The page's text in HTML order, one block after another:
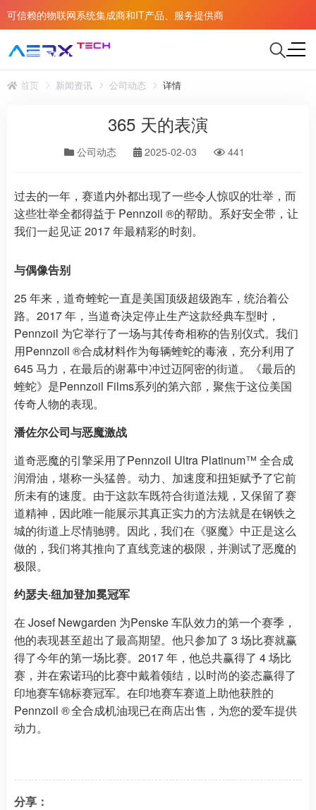
可信赖的物联网系统集成商和IT产品、服务提供商
公司新闻
公司细问
首页 新闻资讯 公司动态 详情
365 天的表演
公司动态 2025-02-03 441
过去的一年，赛道内外都出现了一些令人惊叹的壮举，而
这些壮举全都得益于 Pennzoil ®的帮助。系好安全带，让
我们一起见证 2017 年最精彩的时刻。
与偶像告别
25 年来，道奇蝰蛇一直是美国顶级超级跑车，统治着公
路。2017 年，当道奇决定停止生产这款经典车型时，
Pennzoil 为它举行了一场与其传奇相称的告别仪式。我们
用Pennzoil ®合成材料作为每辆蝰蛇的毒液，充分利用了
645 马力，在最后的谢幕中冲过迈阿密的街道。《最后的
蝰蛇》是Pennzoil Films系列的第六部，聚焦于这位美国
传奇人物的表现。
潘佐尔公司与恶魔激战
道奇恶魔的引擎采用了Pennzoil Ultra Platinum™ 全合成
润滑油，堪称一头猛兽。动力、加速度和扭矩赋予了它前
所未有的速度。由于这款车既符合街道法规，又保留了赛
道精神，因此唯一能展示其真正实力的方法就是在钢铁之
城的街道上尽情驰骋。因此，我们在《驱魔》中正是这么
做的，我们将其推向了直线竞速的极限，并测试了恶魔的
极限。
约瑟夫·纽加登加冕冠军
在 Josef Newgarden 为Penske 车队效力的第一个赛季，
他的表现甚至超出了最高期望。他只参加了 3 场比赛就赢
得了今年的第一场比赛。2017 年，他总共赢得了 4 场比
赛，并在索诺玛的比赛中戴着领结，以时尚的姿态赢得了
印地赛车锦标赛冠军。在印地赛车赛道上助他获胜的
Pennzoil ® 全合成机油现已在商店出售，为您的爱车提供
动力。
分享：